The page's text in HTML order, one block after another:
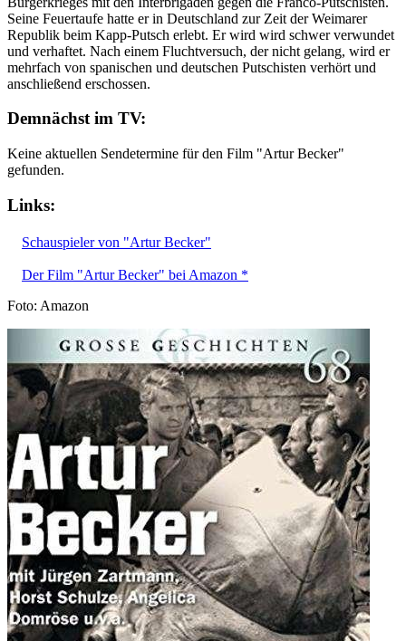
Seine Feuertaufe hatte er in Deutschland zur Zeit der Weimarer
Republik beim Kapp-Putsch erlebt. Er wird wird schwer verwundet
und verhaftet. Nach einem Fluchtversuch, der nicht gelang, wird er
mehrfach von spanischen und deutschen Putschisten verhört und
anschließend erschossen.
Demnächst im TV:
Keine aktuellen Sendetermine für den Film "Artur Becker"
gefunden.
Links:
Schauspieler von "Artur Becker"
Der Film "Artur Becker" bei Amazon *
Foto: Amazon